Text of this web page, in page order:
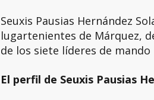
Seuxis Pausias Hernández
lugartenientes de Márquez,
de los siete líderes de
El perfil de Seuxis Pausias